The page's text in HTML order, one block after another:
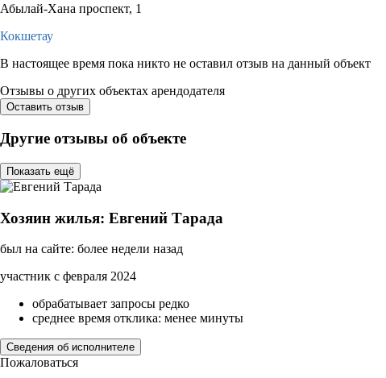
Абылай-Хана проспект, 1
Кокшетау
В настоящее время пока никто не оставил отзыв на данный объект
Отзывы о других объектах арендодателя
Оставить отзыв
Другие отзывы об объекте
Показать ещё
Хозяин жилья: Евгений Тарада
был на сайте: более недели назад
участник с февраля 2024
обрабатывает запросы редко
среднее время отклика: менее минуты
Сведения об исполнителе
Пожаловаться